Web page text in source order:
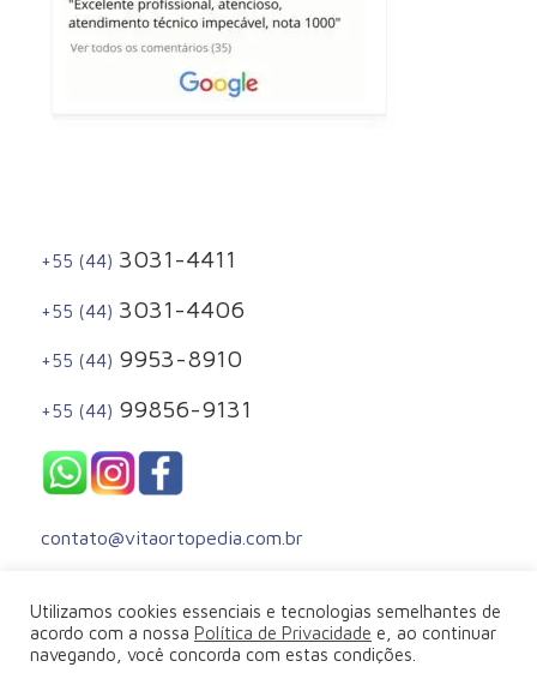
+55 (44) 3031-4411
+55 (44) 3031-4406
+55 (44) 9953-8910
+55 (44) 99856-9131
contato@vitaortopedia.com.br
Utilizamos cookies essenciais e tecnologias semelhantes de
acordo com a nossa Política de Privacidade e, ao continuar
navegando, você concorda com estas condições.